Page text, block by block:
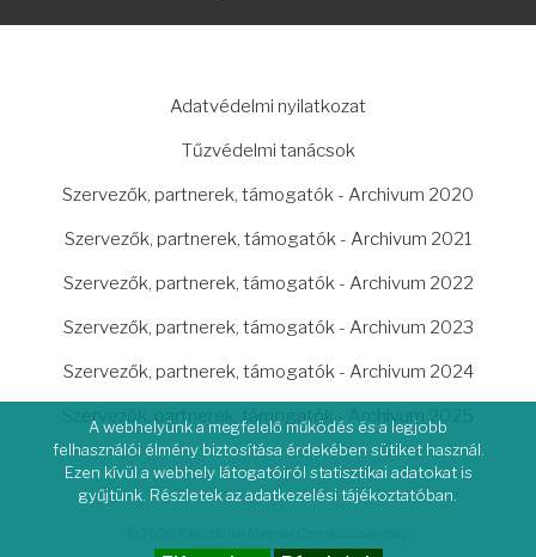
Adatvédelmi nyilatkozat
Tűzvédelmi tanácsok
Szervezők, partnerek, támogatók - Archivum 2020
Szervezők, partnerek, támogatók - Archivum 2021
Szervezők, partnerek, támogatók - Archivum 2022
Szervezők, partnerek, támogatók - Archivum 2023
Szervezők, partnerek, támogatók - Archivum 2024
Szervezők, partnerek, támogatók - Archivum 2025
A webhelyünk a megfelelő működés és a legjobb
felhasználói élmény biztosítása érdekében sütiket használ.
Ezen kívül a webhely látogatóiról statisztikai adatokat is
gyűjtünk. Részletek az adatkezelési tájékoztatóban.